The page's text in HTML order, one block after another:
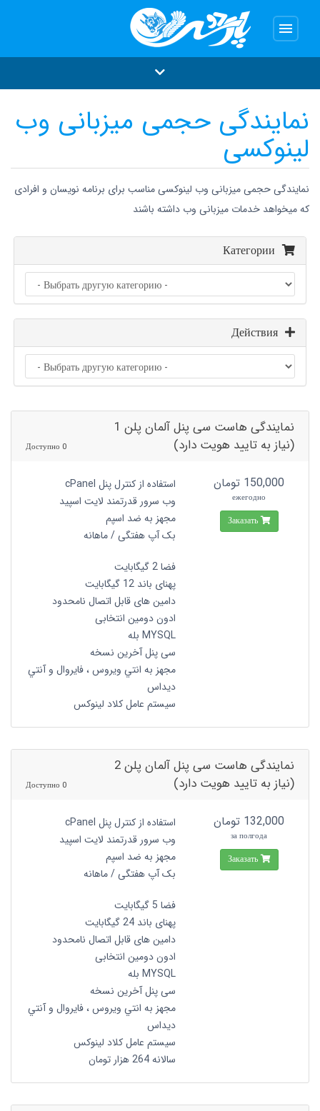
menu
نمایندگی حجمی میزبانی وب
لینوکسی
نمایندگی حجمی میزبانی وب لینوکسی مناسب برای برنامه نویسان و افرادی
که میخواهد خدمات میزبانی وب داشته باشند
Категории
نمایندگی هاست سی پنل آلمان پلن 1
(نیاز به تایید هویت دارد)
0 Доступно
استفاده از کنترل پنل cPanel
وب سرور قدرتمند لایت اسپید
مجهز به ضد اسپم
بک آپ هفتگی / ماهانه
فضا 2 گیگابایت
پهنای باند 12 گیگابایت
دامین های قابل اتصال نامحدود
ادون دومین انتخابی
MYSQL بله
سی پنل آخرین نسخه
مجهز به انتي ويروس ، فايروال و آنتي
ديداس
سیستم عامل کلاد لینوکس
150,000 تومان
ежегодно
Заказать
نمایندگی هاست سی پنل آلمان پلن 2
(نیاز به تایید هویت دارد)
0 Доступно
استفاده از کنترل پنل cPanel
وب سرور قدرتمند لایت اسپید
مجهز به ضد اسپم
بک آپ هفتگی / ماهانه
فضا 5 گیگابایت
پهنای باند 24 گیگابایت
دامین های قابل اتصال نامحدود
ادون دومین انتخابی
MYSQL بله
سی پنل آخرین نسخه
مجهز به انتي ويروس ، فايروال و آنتي
ديداس
سیستم عامل کلاد لینوکس
سالانه 264 هزار تومان
132,000 تومان
за полгода
Заказать